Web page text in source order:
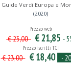
Guide Verdi Europa e
(2020)
Prezzo web
€ 23,00 € 21,85 -
Prezzo iscritti TCI
€ 23,00 € 18,40 -